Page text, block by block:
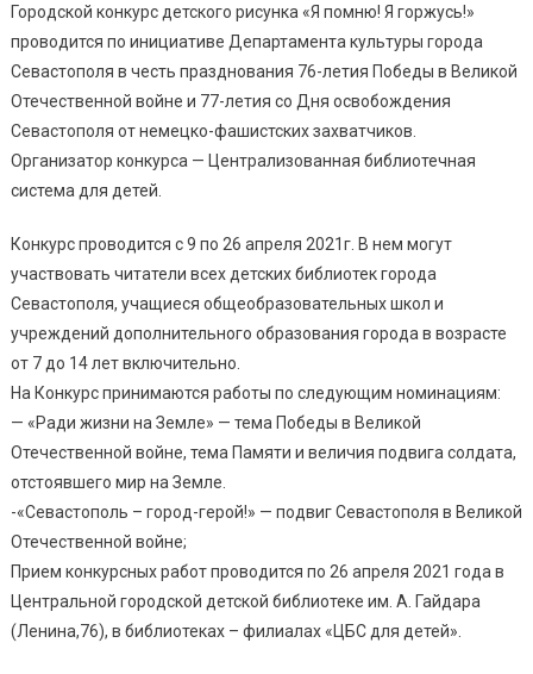
Городской конкурс детского рисунка «Я помню! Я горжусь!»
проводится по инициативе Департамента культуры города
Севастополя в честь празднования 76-летия Победы в Великой
Отечественной войне и 77-летия со Дня освобождения
Севастополя от немецко-фашистских захватчиков.
Организатор конкурса — Централизованная библиотечная
система для детей.
Конкурс проводится с 9 по 26 апреля 2021г. В нем могут
участвовать читатели всех детских библиотек города
Севастополя, учащиеся общеобразовательных школ и
учреждений дополнительного образования города в возрасте
от 7 до 14 лет включительно.
На Конкурс принимаются работы по следующим номинациям:
— «Ради жизни на Земле» — тема Победы в Великой
Отечественной войне, тема Памяти и величия подвига солдата,
отстоявшего мир на Земле.
-«Севастополь – город-герой!» — подвиг Севастополя в Великой
Отечественной войне;
Прием конкурсных работ проводится по 26 апреля 2021 года в
Центральной городской детской библиотеке им. А. Гайдара
(Ленина,76), в библиотеках – филиалах «ЦБС для детей».